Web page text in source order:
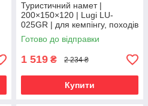
Туристичний намет |
200×150×120 | Lugi LU-
025GR | для кемпінгу, походів
і відпочинку на природі
Готово до відправки
1 519 ₴ 2 234 ₴
Купити